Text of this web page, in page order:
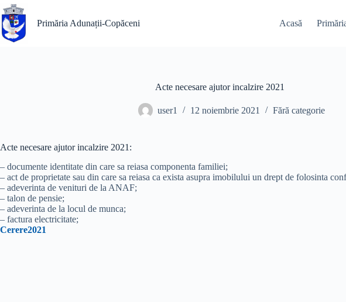
Sari
la
conținut
Primăria Adunații-Copăceni Acasă
Acte necesare ajutor incalzire 2021
user1 12 noiembrie 2021 Fără categorie
Acte necesare ajutor incalzire 2021:
– documente identitate din care sa reiasa componenta familiei;
– act de proprietate sau din care sa reiasa ca exista asupra imobilului un drept de folosinta
– adeverinta de venituri de la ANAF;
– talon de pensie;
– adeverinta de la locul de munca;
– factura electricitate;
Cerere2021